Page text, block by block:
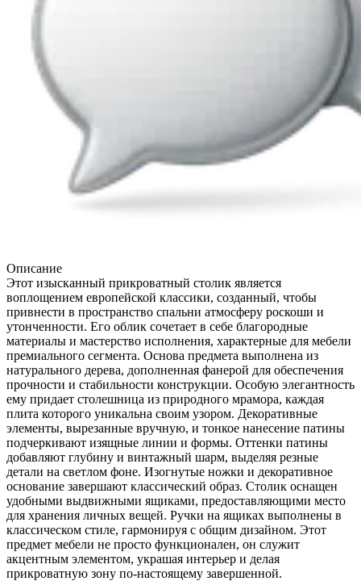
Описание
Этот изысканный прикроватный столик является
воплощением европейской классики, созданный, чтобы
привнести в пространство спальни атмосферу роскоши и
утонченности. Его облик сочетает в себе благородные
материалы и мастерство исполнения, характерные для мебели
премиального сегмента. Основа предмета выполнена из
натурального дерева, дополненная фанерой для обеспечения
прочности и стабильности конструкции. Особую элегантность
ему придает столешница из природного мрамора, каждая
плита которого уникальна своим узором. Декоративные
элементы, вырезанные вручную, и тонкое нанесение патины
подчеркивают изящные линии и формы. Оттенки патины
добавляют глубину и винтажный шарм, выделяя резные
детали на светлом фоне. Изогнутые ножки и декоративное
основание завершают классический образ. Столик оснащен
удобными выдвижными ящиками, предоставляющими место
для хранения личных вещей. Ручки на ящиках выполнены в
классическом стиле, гармонируя с общим дизайном. Этот
предмет мебели не просто функционален, он служит
акцентным элементом, украшая интерьер и делая
прикроватную зону по-настоящему завершенной.